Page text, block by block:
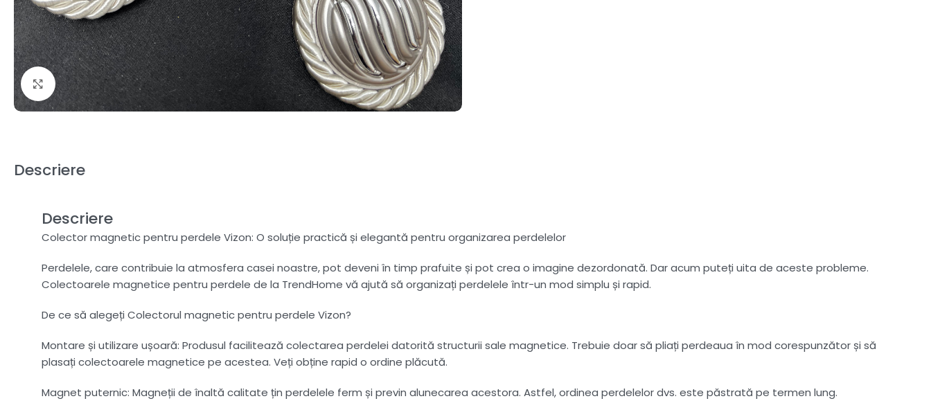
Fă clic pentru a mări
Descriere
Descriere
Colector magnetic pentru perdele Vizon: O soluție practică și elegantă pentru organizarea perdelelor
Perdelele, care contribuie la atmosfera casei noastre, pot deveni în timp prafuite și pot crea o imagine dezordonată. Dar acum puteți uita de aceste probleme.
Colectoarele magnetice pentru perdele de la TrendHome vă ajută să organizați perdelele într-un mod simplu și rapid.
De ce să alegeți Colectorul magnetic pentru perdele Vizon?
Montare și utilizare ușoară: Produsul facilitează colectarea perdelei datorită structurii sale magnetice. Trebuie doar să pliați perdeaua în mod corespunzător și să
plasați colectoarele magnetice pe acestea. Veți obține rapid o ordine plăcută.
Magnet puternic: Magneții de înaltă calitate țin perdelele ferm și previn alunecarea acestora. Astfel, ordinea perdelelor dvs. este păstrată pe termen lung.